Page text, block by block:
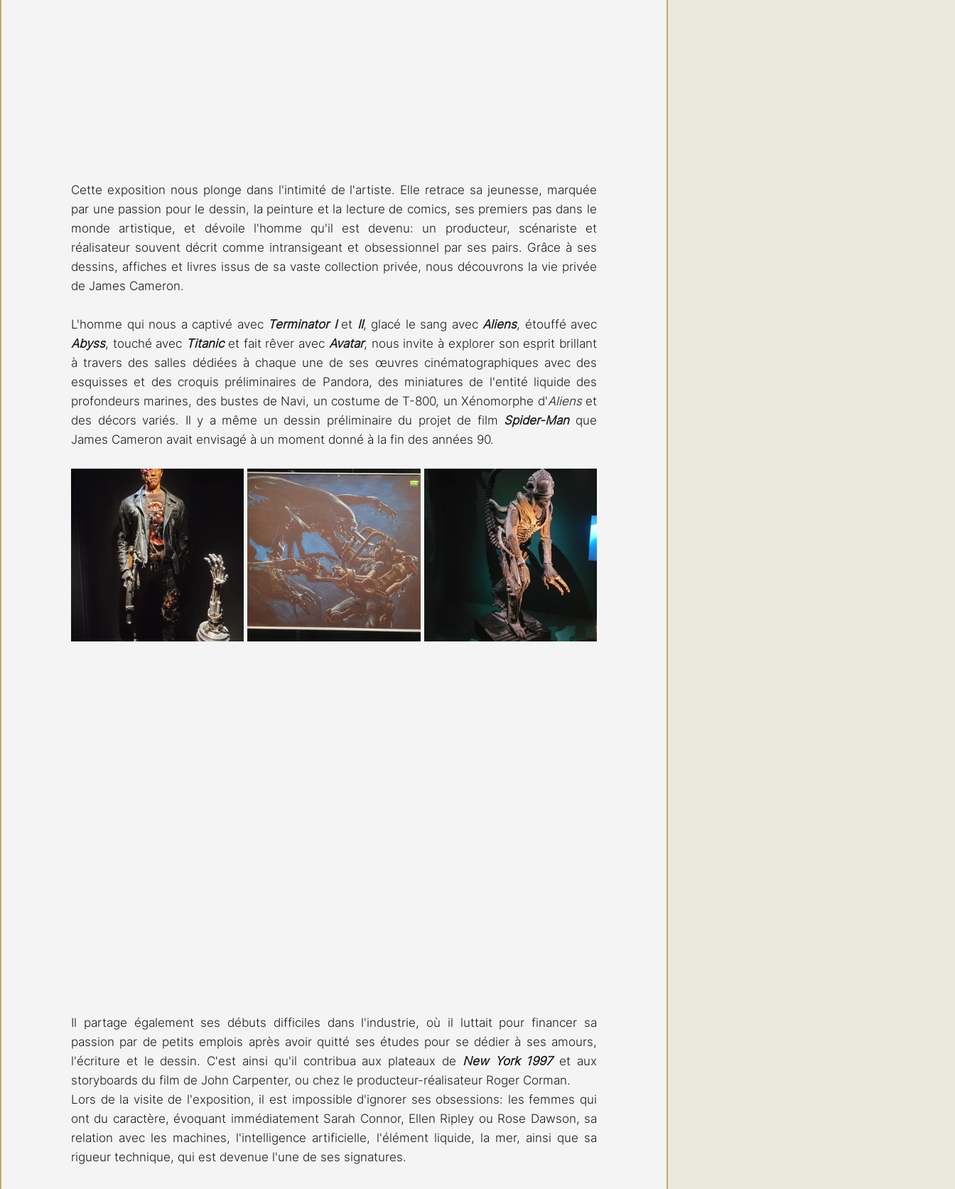
Cette exposition nous plonge dans l'intimité de l'artiste. Elle retrace sa jeunesse, marquée
par une passion pour le dessin, la peinture et la lecture de comics, ses premiers pas dans le
monde artistique, et dévoile l'homme qu'il est devenu: un producteur, scénariste et
réalisateur souvent décrit comme intransigeant et obsessionnel par ses pairs. Grâce à ses
dessins, affiches et livres issus de sa vaste collection privée, nous découvrons la vie privée
de James Cameron.
L'homme qui nous a captivé avec Terminator I et II, glacé le sang avec Aliens
Abyss, touché avec Titanic et fait rêver avec Avatar, nous invite à explorer son esprit brillant
à travers des salles dédiées à chaque une de ses œuvres cinématographiques avec des
esquisses et des croquis préliminaires de Pandora, des miniatures de l'entité liquide des
profondeurs marines, des bustes de Navi, un costume de T-800, un Xénomorphe d'Aliens et
des décors variés. Il y a même un dessin préliminaire du projet de film Spider-Man que
James Cameron avait envisagé à un moment donné à la fin des années 90.
Il partage également ses débuts difficiles dans l'industrie, où il luttait pour financer sa
passion par de petits emplois après avoir quitté ses études pour se dédier à ses amours,
l'écriture et le dessin. C'est ainsi qu'il contribua aux plateaux de New York 1997 et aux
storyboards du film de John Carpenter, ou chez le producteur-réalisateur Roger Corman.
Lors de la visite de l'exposition, il est impossible d'ignorer ses obsessions: les femmes qui
ont du caractère, évoquant immédiatement Sarah Connor, Ellen Ripley ou Rose Dawson, sa
relation avec les machines, l'intelligence artificielle, l'élément liquide, la mer, ainsi que sa
rigueur technique, qui est devenue l'une de ses signatures.